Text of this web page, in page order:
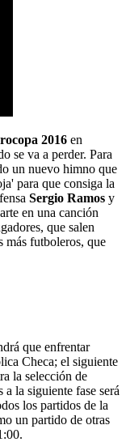
2016 en
se va a perder. Para
un nuevo himno que
para que consiga la
Sergio Ramos y
en una canción
que salen
más futboleros, que
que enfrentar
Checa; el siguiente
la selección de
la siguiente fase será
los partidos de la
un partido de otras